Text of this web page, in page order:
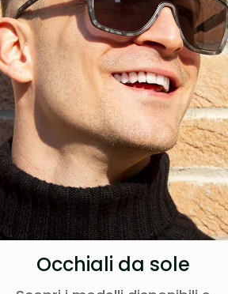
Occhiali da sole